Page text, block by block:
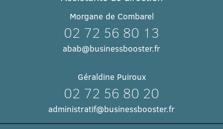
Morgane de Combarel
02 72 56 80 13
abab@businessbooster.fr
Géraldine Puiroux
02 72 56 80 20
administratif@businessbooster.fr